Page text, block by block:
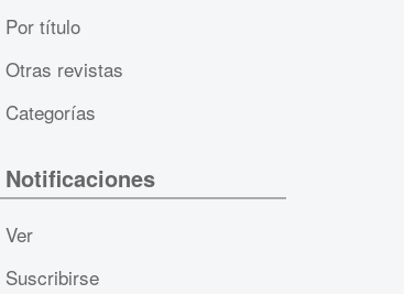
Por título
Otras revistas
Categorías
Notificaciones
Ver
Suscribirse